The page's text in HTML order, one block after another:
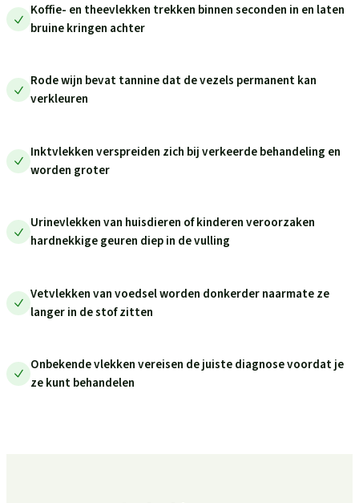
Koffie- en theevlekken trekken binnen seconden in en laten
bruine kringen achter
Rode wijn bevat tannine dat de vezels permanent kan
verkleuren
Inktvlekken verspreiden zich bij verkeerde behandeling en
worden groter
Urinevlekken van huisdieren of kinderen veroorzaken
hardnekkige geuren diep in de vulling
Vetvlekken van voedsel worden donkerder naarmate ze
langer in de stof zitten
Onbekende vlekken vereisen de juiste diagnose voordat je
ze kunt behandelen